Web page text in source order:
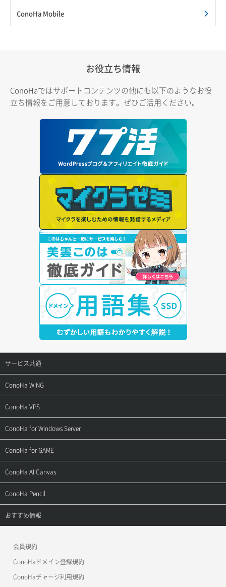
ConoHa Mobile
お役立ち情報
ConoHaではサポートコンテンツの他にも以下のようなお役
立ち情報をご用意しております。ぜひご活用ください。
サービス共通
サポートトップ
ご契約・お支払い
お問い合わせ
ConoHa WING
サポートトップ
ご利用ガイド
よくある質問
ConoHa VPS
サポートトップ
ご利用ガイド
APIドキュメントVPS3.0
ConoHa for Windows Server
サポートトップ
ご利用ガイド
APIドキュメントVPS3.0
ConoHa for GAME
サポートトップ
ご利用ガイド
ConoHa AI Canvas
サポートトップ
ご利用ガイド
ConoHa Pencil
サポートトップ
おすすめ情報
美雲このは徹底ガイド
会員規約
ConoHaドメイン登録規約
ConoHaチャージ利用規約